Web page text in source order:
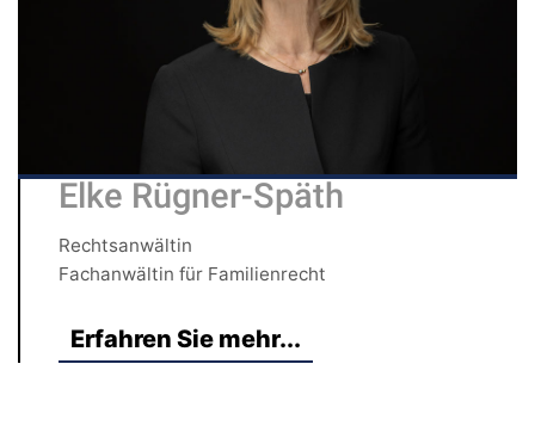
Elke Rügner-Späth
Rechtsanwältin
Fachanwältin für Familienrecht
Erfahren Sie mehr...